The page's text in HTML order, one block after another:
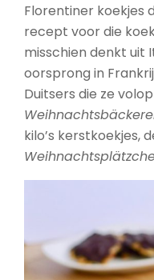
Florentiner koekjes
recept voor die
misschien denkt uit
oorsprong in
Duitsers die ze
kilo’s kerstkoekjes,